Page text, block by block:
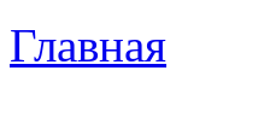
Главная